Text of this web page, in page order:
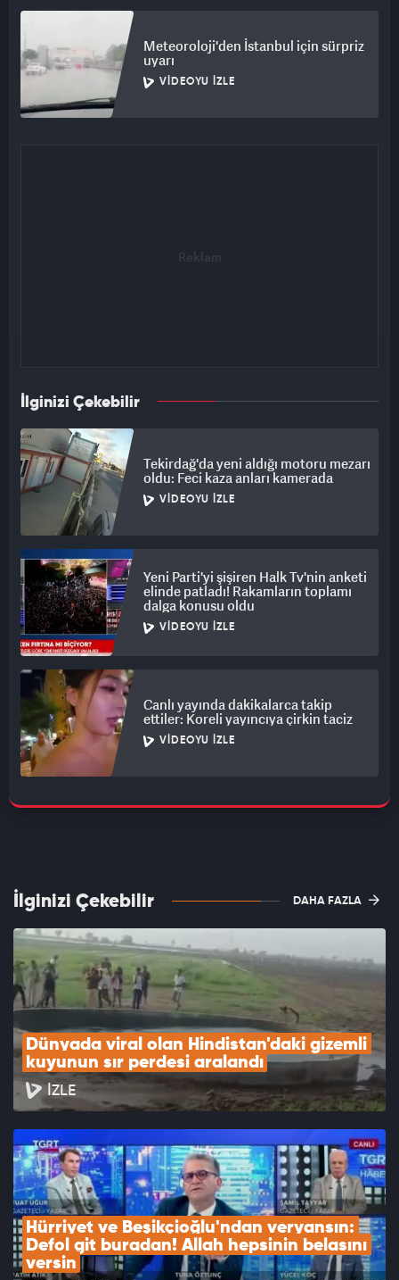
Meteoroloji'den İstanbul için sürpriz
uyarı
VIDEOYU İZLE
İlginizi Çekebilir
Tekirdağ'da yeni aldığı motoru mezarı
oldu: Feci kaza anları kamerada
VIDEOYU İZLE
Yeni Parti'yi şişiren Halk Tv'nin anketi
elinde patladı! Rakamların toplamı
dalga konusu oldu
VIDEOYU İZLE
Canlı yayında dakikalarca takip
ettiler: Koreli yayıncıya çirkin taciz
VIDEOYU İZLE
İlginizi Çekebilir DAHA FAZLA
Dünyada viral olan Hindistan'daki gizemli
kuyunun sır perdesi aralandı
İZLE
Hürriyet ve Beşikçioğlu'ndan veryansın:
Defol git buradan! Allah hepsinin belasını
versin